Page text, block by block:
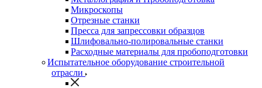
Микроскопы
Отрезные станки
Пресса для запрессовки образцов
Шлифовально-полировальные станки
Расходные материалы для пробоподготовки
Испытательное оборудование строительной
отрасли